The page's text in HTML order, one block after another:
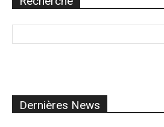
Dernières News